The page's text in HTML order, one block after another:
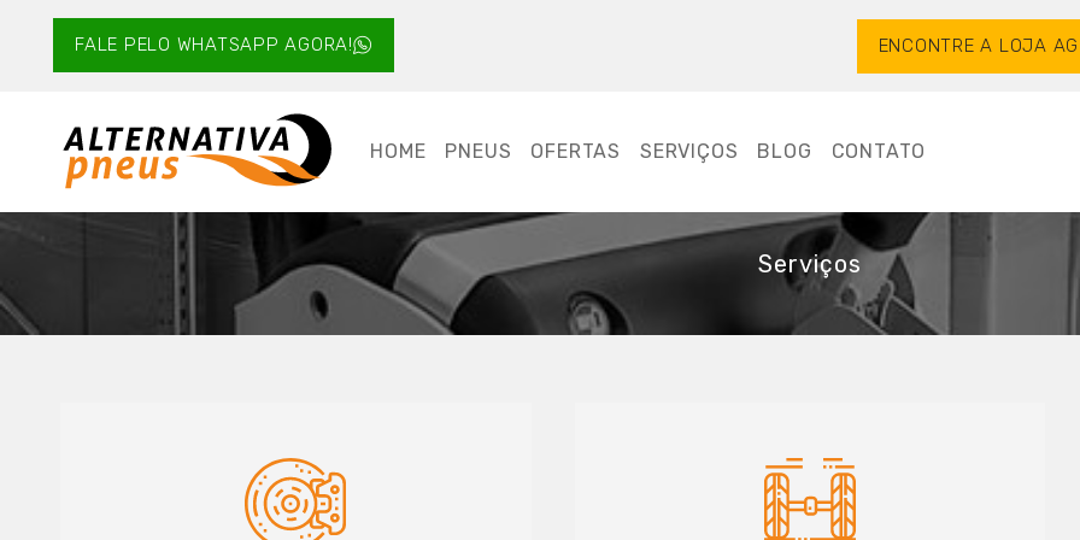
FALE PELO WHATSAPP AGORA! ENCONTRE A LOJA
HOME PNEUS OFERTAS SERVIÇOS BLOG CONTATO
Serviços